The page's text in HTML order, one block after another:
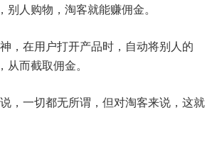
人购物，淘客就能赚佣金。
，在用户打开产品时，自动将别人的
而截取佣金。
，一切都无所谓，但对淘客来说，这就